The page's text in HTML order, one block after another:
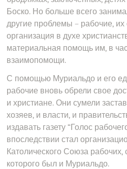
Боско. Но больше всего
другие проблемы – рабочие, их
организация в духе
материальная помощь им, в
взаимопомощи.
С помощью Муриальдо и его
рабочие вновь обрели свое
и христиане. Они сумели
хозяев, и власти, и
издавать газету “Голос
впоследствии стал
Католического Союза рабочих,
которого был и Муриальдо.